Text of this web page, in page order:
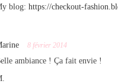
blog: https://checkout-
8 février 2014
ambiance ! Ça fait envie !